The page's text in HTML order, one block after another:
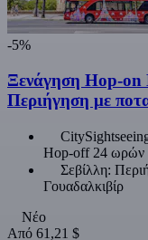
-5%
Ξενάγηση Hop-on
Περιήγηση με
Hop-off 24 ωρών
Σεβίλλη:
Γουαδαλκιβίρ
Νέο
Από 61,21 $